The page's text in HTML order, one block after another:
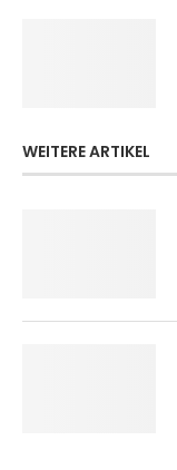
WEITERE ARTIKEL